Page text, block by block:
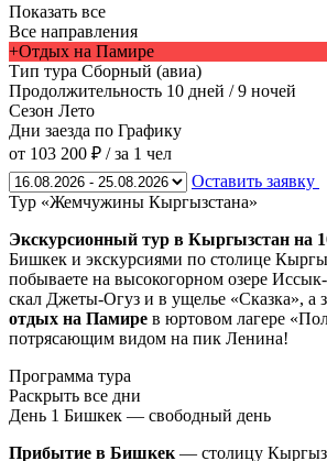
Показать все
Все направления
+Отдых на Памире
Тип тура Сборный (авиа)
Продолжительность 10 дней / 9 ночей
Сезон Лето
Дни заезда по Графику
от 103 200 ₽ / за 1 чел
Оставить заявку
Тур «Жемчужины Кыргызстана»
Экскурсионный тур в Кыргызстан на
Бишкек и экскурсиями по столице
побываете на высокогорном озере
скал Джеты-Огуз и в ущелье «Сказка», а
отдых на Памире в юртовом лагере
потрясающим видом на пик Ленина!
Программа тура
Раскрыть все дни
День 1 Бишкек — свободный день
Прибытие в Бишкек — столицу